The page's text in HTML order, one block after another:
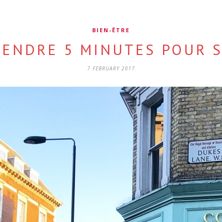
BIEN-ÊTRE
5 MINUTES POUR
7 FEBRUARY 2017